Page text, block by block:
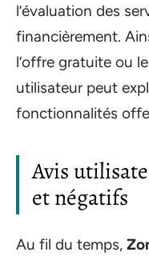
l’évaluation des
financièrement.
l’offre gratuite ou
utilisateur peut
fonctionnalités
Avis
et négatifs
Au fil du temps,